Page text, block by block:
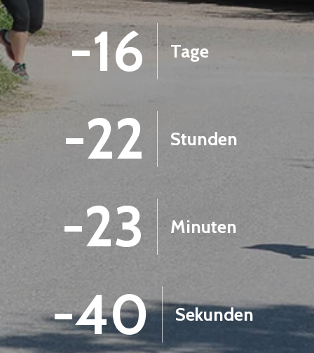
-16 Tage
-22 Stunden
-23 Minuten
-41 Sekunden